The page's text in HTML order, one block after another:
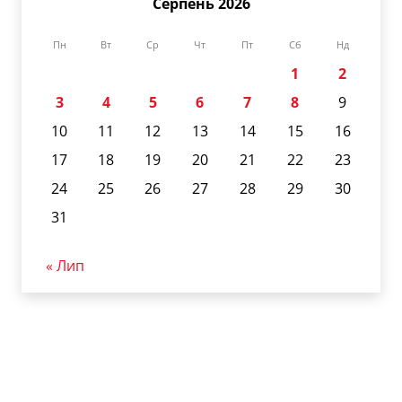
Пн Вт Ср Чт Пт Сб Нд
1
2
3
4 5 6 7 8
9
10
11 12 13 14 15
16
17
18 19 20 21 22
23
24
25 26 27 28 29
30
31
« Лип